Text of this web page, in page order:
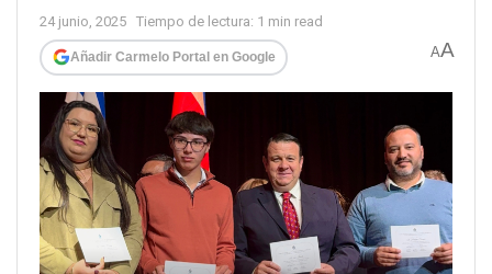
24 junio, 2025 Tiempo de lectura: 1 min read
Añadir Carmelo Portal en Google AA